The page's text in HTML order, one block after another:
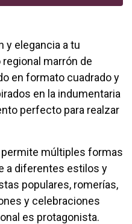
y elegancia a tu
marrón de
en formato cuadrado y
en la indumentaria
perfecto para realzar
múltiples formas
a diferentes estilos y
populares, romerías,
y celebraciones
es protagonista.